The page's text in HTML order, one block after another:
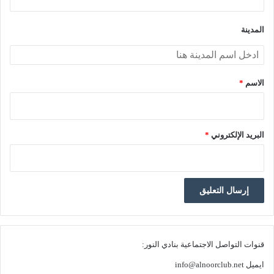
المدينة
الاسم *
البريد الإلكتروني *
قنوات التواصل الاجتماعية بنادي النور:
ايميل info@alnoorclub.net